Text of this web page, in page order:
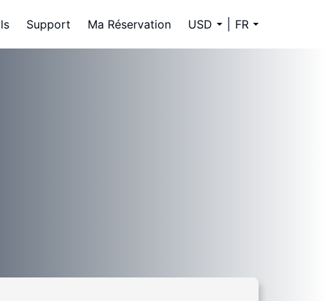
Support Ma Réservation USD FR